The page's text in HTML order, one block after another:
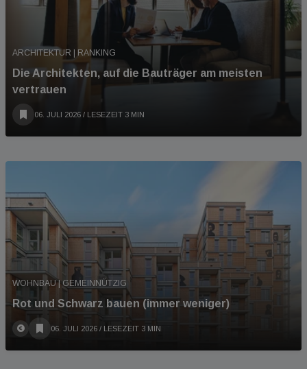
ARCHITEKTUR | RANKING
Die Architekten, auf die Bauträger am meisten
vertrauen
06. JULI 2026 / LESEZEIT 3 MIN
WOHNBAU | GEMEINNÜTZIG
Rot und Schwarz bauen (immer weniger)
06. JULI 2026 / LESEZEIT 3 MIN